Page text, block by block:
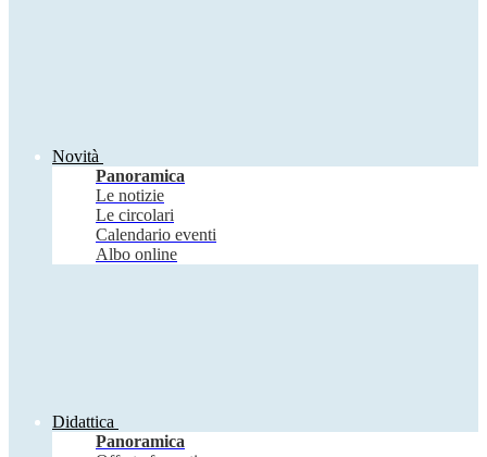
Novità
Panoramica
Le notizie
Le circolari
Calendario eventi
Albo online
Didattica
Panoramica